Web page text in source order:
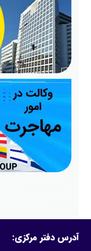
آدرس دفتر مرکزی: